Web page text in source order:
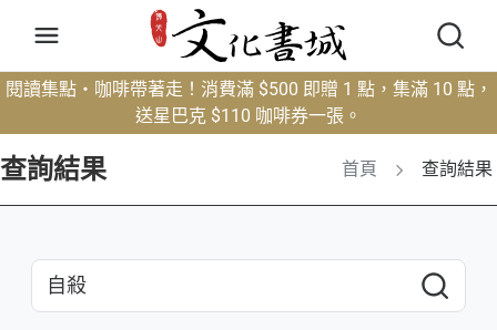
閱讀集點・咖啡帶著走！消費滿 $500 即贈 1 點，集滿 10 點，
送星巴克 $110 咖啡券一張。
查詢結果 首頁 查詢結果